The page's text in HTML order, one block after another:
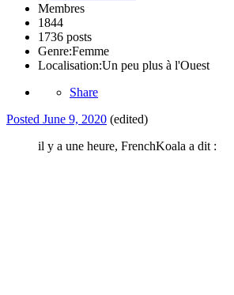
Membres
1844
1736 posts
Genre:Femme
Localisation:Un peu plus à l'Ouest
Share
Posted June 9, 2020 (edited)
il y a une heure, FrenchKoala a dit :